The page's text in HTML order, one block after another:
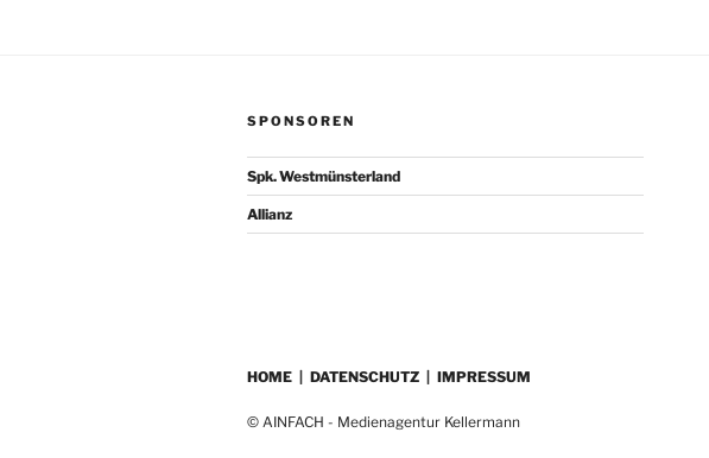
SPONSOREN
Spk. Westmünsterland
Allianz
HOME DATENSCHUTZ IMPRESSUM
© AINFACH - Medienagentur Kellermann